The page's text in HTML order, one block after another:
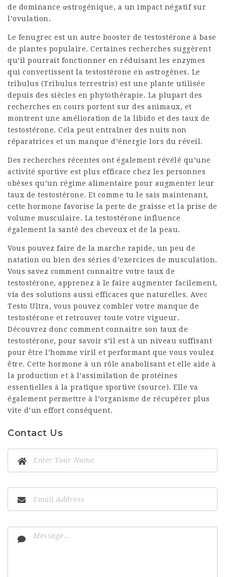
de dominance œstrogénique, a un impact négatif sur
l’ovulation.
Le fenugrec est un autre booster de testostérone à base
de plantes populaire. Certaines recherches suggèrent
qu’il pourrait fonctionner en réduisant les enzymes
qui convertissent la testostérone en œstrogènes. Le
tribulus (Tribulus terrestris) est une plante utilisée
depuis des siècles en phytothérapie. La plupart des
recherches en cours portent sur des animaux, et
montrent une amélioration de la libido et des taux de
testostérone. Cela peut entraîner des nuits non
réparatrices et un manque d’énergie lors du réveil.
Des recherches récentes ont également révélé qu’une
activité sportive est plus efficace chez les personnes
obèses qu’un régime alimentaire pour augmenter leur
taux de testostérone. Et comme tu le sais maintenant,
cette hormone favorise la perte de graisse et la prise de
volume musculaire. La testostérone influence
également la santé des cheveux et de la peau.
Vous pouvez faire de la marche rapide, un peu de
natation ou bien des séries d’exercices de musculation.
Vous savez comment connaitre votre taux de
testostérone, apprenez à le faire augmenter facilement,
via des solutions aussi efficaces que naturelles. Avec
Testo Ultra, vous pouvez combler votre manque de
testostérone et retrouver toute votre vigueur.
Découvrez donc comment connaitre son taux de
testostérone, pour savoir s’il est à un niveau suffisant
pour être l’homme viril et performant que vous voulez
être. Cette hormone à un rôle anabolisant et elle aide à
la production et à l’assimilation de protéines
essentielles à la pratique sportive (source). Elle va
également permettre à l’organisme de récupérer plus
vite d’un effort conséquent.
Contact Us